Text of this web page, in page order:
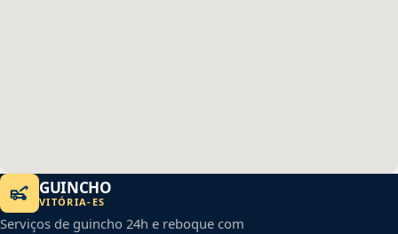
GUINCHO
VITÓRIA- ES
Serviços de guincho 24h e reboque com